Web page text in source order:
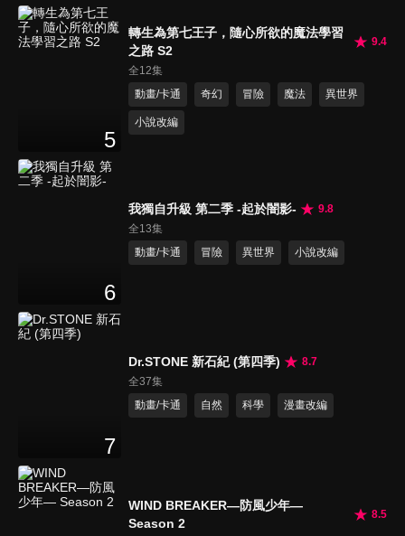
5
轉生為第七王子，隨心所欲的魔法學習
之路 S2
9.4
全12集
動畫/卡通
奇幻 冒險 魔法 異世界
小說改編
6
我獨自升級 第二季 -起於闇影-
9.8
全13集
動畫/卡通
冒險 異世界 小說改編
7
Dr.STONE 新石紀 (第四季)
8.7
全37集
動畫/卡通
自然 科學 漫畫改編
WIND BREAKER—防風少年—
Season 2
8.5